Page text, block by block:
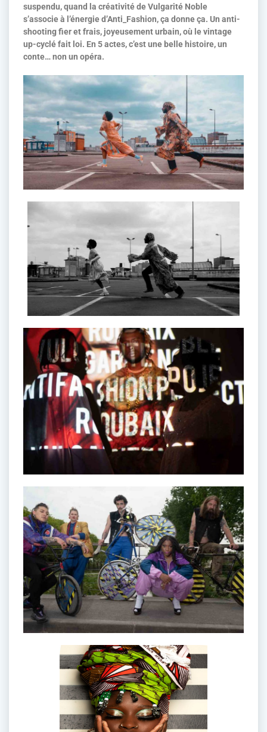
suspendu, quand la créativité de Vulgarité Noble
s’associe à l’énergie d’Anti_Fashion, ça donne ça. Un anti-
shooting fier et frais, joyeusement urbain, où le vintage
up-cyclé fait loi. En 5 actes, c’est une belle histoire, un
conte… non un opéra.